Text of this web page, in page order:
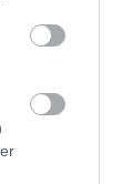
Τι